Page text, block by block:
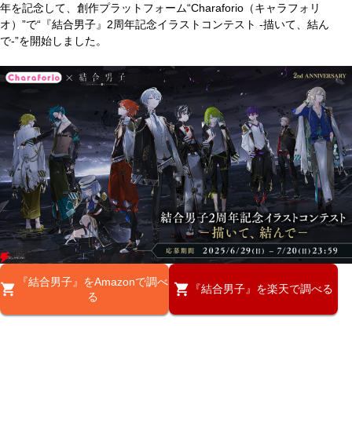
年を記念して、創作プラットフォーム“Charaforio（キャラフォリ
オ）”で“『結合男子』2周年記念イラストコンテスト -描いて、結ん
で-”を開始しました。
『結合男子』をAmazonで調べ
る
『結合男子』を楽天で調べる